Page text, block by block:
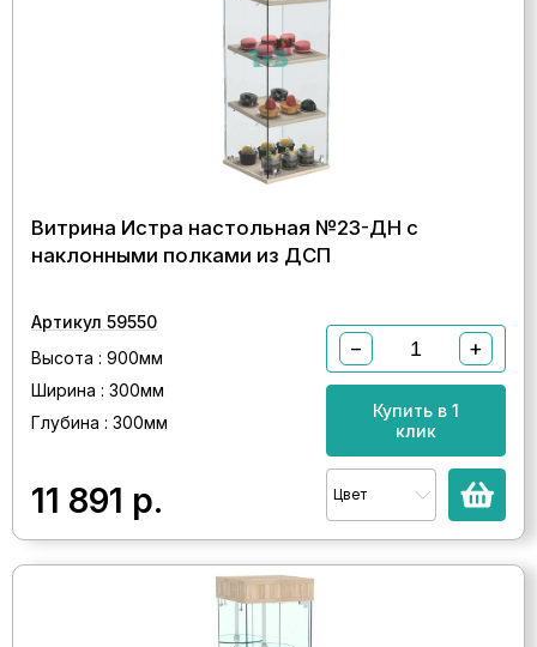
Витрина Истра настольная №23-ДН с
наклонными полками из ДСП
Артикул 59550
Высота : 900мм
Ширина : 300мм
Глубина : 300мм
11 891 р.
− +
Купить в 1
клик
Цвет